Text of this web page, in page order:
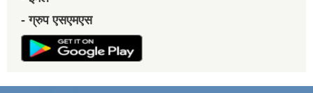
- ग्रुप एसएमएस